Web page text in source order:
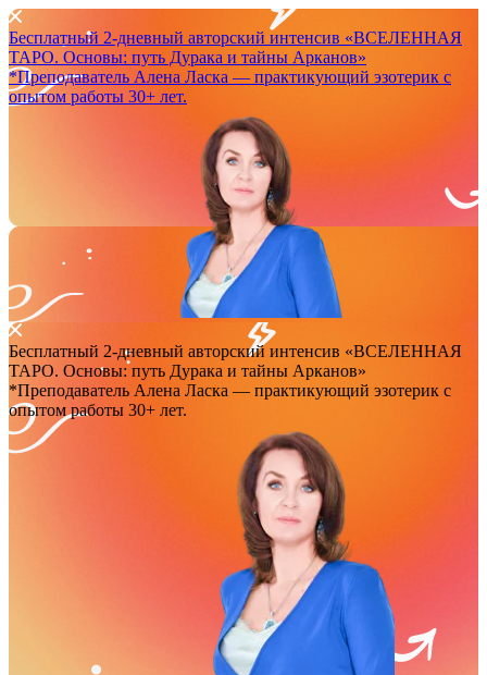
Бесплатный 2-дневный авторский интенсив «ВСЕЛЕННАЯ
ТАРО. Основы: путь Дурака и тайны Арканов»
*Преподаватель Аленa Ласка — практикующий эзотерик с
опытом работы 30+ лет.
Бесплатный 2-дневный авторский интенсив «ВСЕЛЕННАЯ
ТАРО. Основы: путь Дурака и тайны Арканов»
*Преподаватель Аленa Ласка — практикующий эзотерик с
опытом работы 30+ лет.